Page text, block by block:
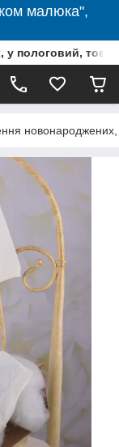
малюка",
у пологовий,
новонароджених,